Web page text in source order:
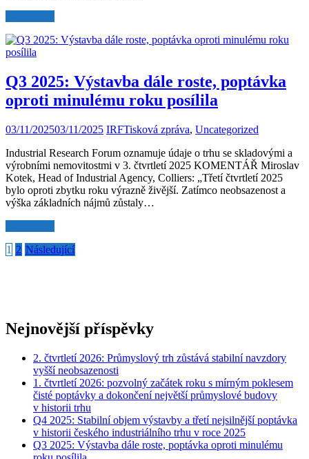
Q3 2025: Výstavba dále roste, poptávka
oproti minulému roku posílila
03/11/202503/11/2025 IRFTisková zpráva, Uncategorized
Industrial Research Forum oznamuje údaje o trhu se skladovými a
výrobními nemovitostmi v 3. čtvrtletí 2025 KOMENTÁŘ Miroslav
Kotek, Head of Industrial Agency, Colliers: „Třetí čtvrtletí 2025
bylo oproti zbytku roku výrazně živější. Zatímco neobsazenost a
výška základních nájmů zůstaly…
Navigace
1 2 Následující
Nejnovější příspěvky
2. čtvrtletí 2026: Průmyslový trh zůstává stabilní navzdory
vyšší neobsazenosti
1. čtvrtletí 2026: pozvolný začátek roku s mírným poklesem
čisté poptávky a dokončení největší průmyslové budovy
v historii trhu
Q4 2025: Stabilní objem výstavby a třetí nejsilnější poptávka
v historii českého industriálního trhu v roce 2025
Q3 2025: Výstavba dále roste, poptávka oproti minulému